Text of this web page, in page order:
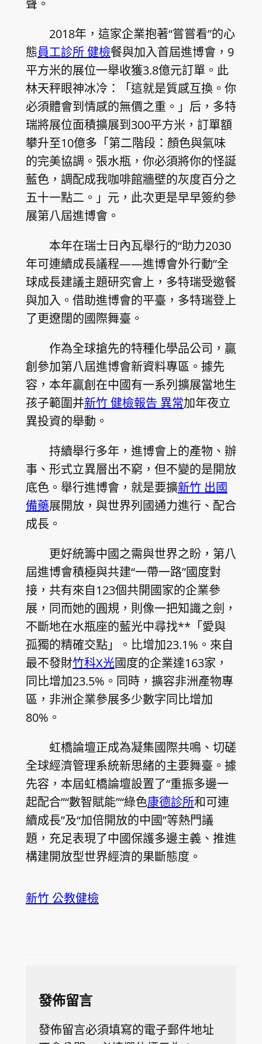
聲。
2018年，這家企業抱著“嘗嘗看”的心
態員工診所 健檢餐與加入首屆進博會，9
平方米的展位一舉收獲3.8億元訂單。此
林天秤眼神冰冷：「這就是質感互換。你
必須體會到情感的無價之重。」后，多特
瑞將展位面積擴展到300平方米，訂單額
攀升至10億多「第二階段：顏色與氣味
的完美協調。張水瓶，你必須將你的怪誕
藍色，調配成我咖啡館牆壁的灰度百分之
五十一點二。」元，此次更是早早簽約參
展第八屆進博會。
本年在瑞士日內瓦舉行的“助力2030
年可連續成長議程——進博會外行動”全
球成長建議主題研究會上，多特瑞受邀餐
與加入。借助進博會的平臺，多特瑞登上
了更遼闊的國際舞臺。
作為全球搶先的特種化學品公司，贏
創參加第八屆進博會新資料專區。據先
容，本年贏創在中國有一系列擴展當地生
孩子範圍并新竹 健檢報告 異常加年夜立
異投資的舉動。
持續舉行多年，進博會上的產物、辦
事、形式立異層出不窮，但不變的是開放
底色。舉行進博會，就是要擴新竹 出國
備藥展開放，與世界列國通力進行、配合
成長。
更好統籌中國之需與世界之盼，第八
屆進博會積極與共建“一帶一路”國度對
接，共有來自123個共開國家的企業參
展，同而她的圓規，則像一把知識之劍，
不斷地在水瓶座的藍光中尋找**「愛與
孤獨的精確交點」。比增加23.1%。來自
最不發財竹科X光國度的企業達163家，
同比增加23.5%。同時，擴容非洲產物專
區，非洲企業參展多少數字同比增加
80%。
虹橋論壇正成為凝集國際共鳴、切磋
全球經濟管理系統新思緒的主要舞臺。據
先容，本屆虹橋論壇設置了“重振多邊一
起配合”“數智賦能”“綠色康德診所和可連
續成長”及“加倍開放的中國”等熱門議
題，充足表現了中國保護多邊主義、推進
構建開放型世界經濟的果斷態度。
新竹 公教健檢
發佈留言
發佈留言必須填寫的電子郵件地址